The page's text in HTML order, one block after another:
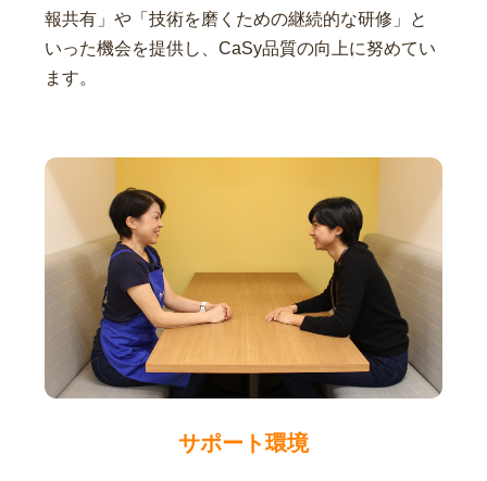
報共有」や「技術を磨くための継続的な研修」と
いった機会を提供し、CaSy品質の向上に努めてい
ます。
サポート環境